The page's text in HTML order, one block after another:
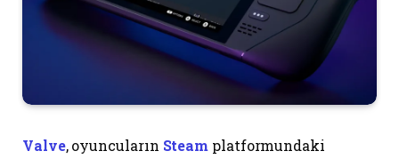
Valve, oyuncuların Steam platformundaki